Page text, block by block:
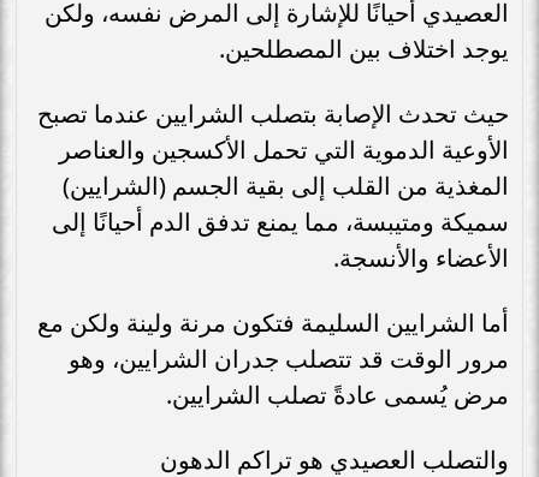
العصيدي أحيانًا للإشارة إلى المرض نفسه، ولكن
يوجد اختلاف بين المصطلحين.
حيث تحدث الإصابة بتصلب الشرايين عندما تصبح
الأوعية الدموية التي تحمل الأكسجين والعناصر
المغذية من القلب إلى بقية الجسم (الشرايين)
سميكة ومتيبسة، مما يمنع تدفق الدم أحيانًا إلى
الأعضاء والأنسجة.
أما الشرايين السليمة فتكون مرنة ولينة ولكن مع
مرور الوقت قد تتصلب جدران الشرايين، وهو
مرض يُسمى عادةً تصلب الشرايين.
والتصلب العصيدي هو تراكم الدهون